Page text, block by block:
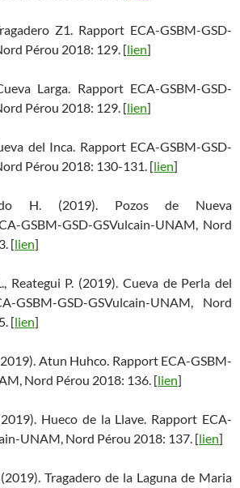
Z1. Rapport ECA-GSBM-GSD-
Pérou 2018: 129. [lien]
Larga. Rapport ECA-GSBM-GSD-
Pérou 2018: 129. [lien]
del Inca. Rapport ECA-GSBM-GSD-
Pérou 2018: 130-131. [lien]
H. (2019). Pozos de Nueva
GSBM-GSD-GSVulcain-UNAM, Nord
[lien]
Reategui P. (2019). Cueva de Perla del
GSBM-GSD-GSVulcain-UNAM, Nord
[lien]
Atun Huhco. Rapport ECA-GSBM-
Nord Pérou 2018: 136. [lien]
Hueco de la Llave. Rapport ECA-
UNAM, Nord Pérou 2018: 137. [lien]
Tragadero de la Laguna de Maria